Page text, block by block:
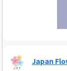
Japan